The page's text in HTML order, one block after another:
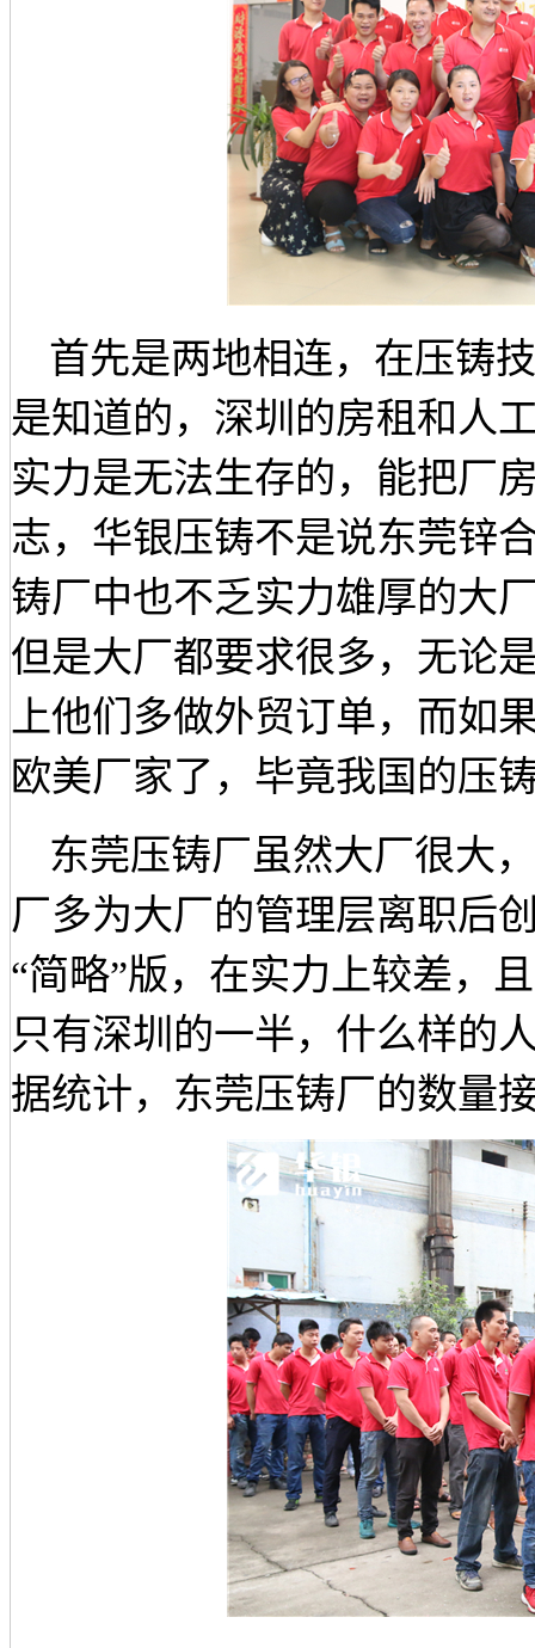
首先是两地相连，在压铸
是知道的，深圳的房租和人
实力是无法生存的，能把厂
志，华银压铸不是说东莞锌
铸厂中也不乏实力雄厚的大
但是大厂都要求很多，无论
上他们多做外贸订单，而如
欧美厂家了，毕竟我国的压
东莞压铸厂虽然大厂很大
厂多为大厂的管理层离职后
“简略”版，在实力上较差，
只有深圳的一半，什么样的
据统计，东莞压铸厂的数量